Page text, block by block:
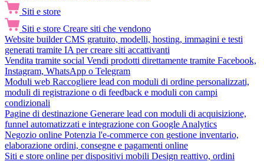
Siti e store
Siti e store Creare siti che vendono
Website builder CMS gratuito, modelli, hosting, immagini e testi
generati tramite IA per creare siti accattivanti
Vendita tramite social Vendi prodotti direttamente tramite Facebook,
Instagram, WhatsApp o Telegram
Moduli web Raccogliere lead con moduli di ordine personalizzati,
moduli di registrazione o di feedback e moduli con campi
condizionali
Pagine di destinazione Generare lead con moduli di acquisizione,
funnel automatizzati e integrazione con Google Analytics
Negozio online Potenzia l'e-commerce con gestione inventario,
elaborazione ordini, consegne e pagamenti online
Siti e store online per dispositivi mobili Design reattivo, ordini